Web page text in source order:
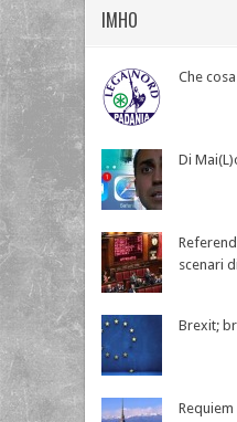
IMHO
Che
Di
scenari
Brexit;
Requiem